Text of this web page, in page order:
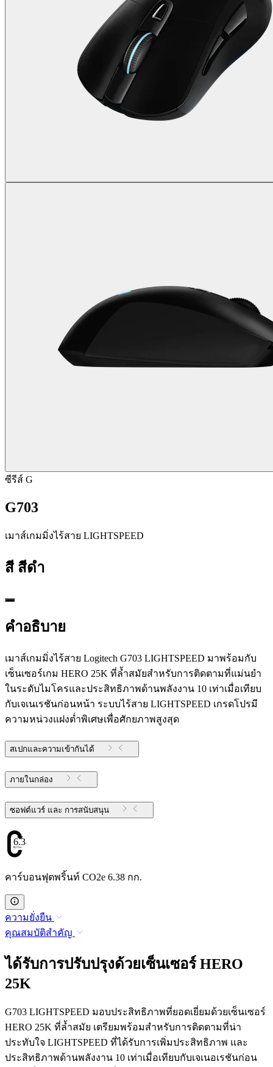
ซีรีส์ G
G703
เมาส์เกมมิ่งไร้สาย LIGHTSPEED
สี สีดำ
คำอธิบาย
เมาส์เกมมิ่งไร้สาย Logitech G703 LIGHTSPEED มาพร้อมกับ
เซ็นเซอร์เกม HERO 25K ที่ล้ำสมัยสำหรับการติดตามที่แม่นยำ
ในระดับไมโครและประสิทธิภาพด้านพลังงาน 10 เท่าเมื่อเทียบ
กับเจเนเรชันก่อนหน้า ระบบไร้สาย LIGHTSPEED เกรดโปรมี
ความหน่วงแฝงต่ำพิเศษเพื่อศักยภาพสูงสุด
สเปกและความเข้ากันได้
ภายในกล่อง
ซอฟต์แวร์ และ การสนับสนุน
6.38
คาร์บอนฟุตพริ้นท์ CO2e 6.38 กก.
ความยั่งยืน
คุณสมบัติสำคัญ
ได้รับการปรับปรุงด้วยเซ็นเซอร์ HERO
25K
G703 LIGHTSPEED มอบประสิทธิภาพที่ยอดเยี่ยมด้วยเซ็นเซอร์
HERO 25K ที่ล้ำสมัย เตรียมพร้อมสำหรับการติดตามที่น่า
ประทับใจ LIGHTSPEED ที่ได้รับการเพิ่มประสิทธิภาพ และ
ประสิทธิภาพด้านพลังงาน 10 เท่าเมื่อเทียบกับเจเนอเรชันก่อน